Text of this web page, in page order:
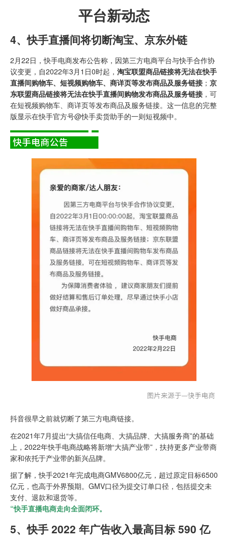
平台新动态
4、快手直播间将切断淘宝、京东外链
2月22日，快手电商发布公告称，因第三方电商平台与快手合作协
议变更，自2022年3月1日0时起， 淘宝联盟商品链接将无法在快手
直播间购物车、短视频购物车、商详页等发布商品及服务链接 ； 京
东联盟商品链接将无法在快手直播间购物发布商品及服务链接 ，可
在短视频购物车、商详页等发布商品及服务链接。这一信息的完整
版显示在快手官方号@快手卖货助手的一则短视频中。
抖音很早之前就切断了第三方电商链接。
在2021年7月提出“大搞信任电商、大搞品牌、大搞服务商”的基础
上，2022年快手电商战略将新增“大搞产业带”，扶持更多产业带商
家和依托于产业带的新兴品牌。
据了解，快手2021年完成电商GMV6800亿元，超过原定目标6500
亿元，也高于外界预期。GMV口径为提交订单口径，包括提交未
支付、退款和退货等。
“快手直播电商走向全面闭环。
5、快手 2022 年广告收入最高目标 590 亿